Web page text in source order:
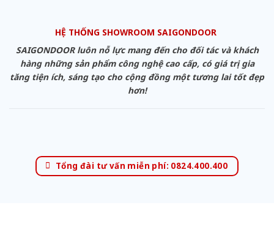
HỆ THỐNG SHOWROOM SAIGONDOOR
SAIGONDOOR luôn nỗ lực mang đến cho đối tác và khách
hàng những sản phẩm công nghệ cao cấp, có giá trị gia
tăng tiện ích, sáng tạo cho cộng đồng một tương lai tốt đẹp
hơn!
Tổng đài tư vấn miễn phí: 0824.400.400